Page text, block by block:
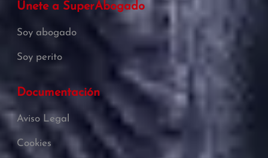
Únete a SuperAbogado
Soy abogado
Soy perito
Documentación
Aviso Legal
Cookies